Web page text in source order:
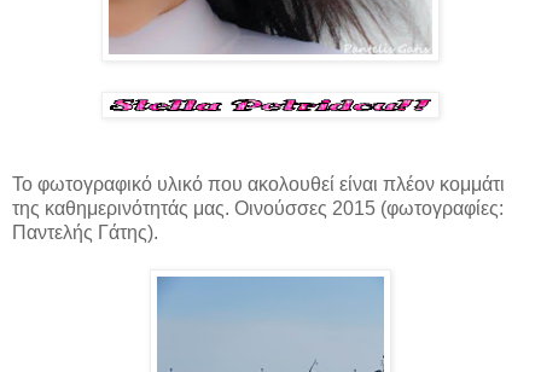
Το φωτογραφικό υλικό που ακολουθεί είναι πλέον κομμάτι
της καθημερινότητάς μας. Οινούσσες 2015 (φωτογραφίες:
Παντελής Γάτης).